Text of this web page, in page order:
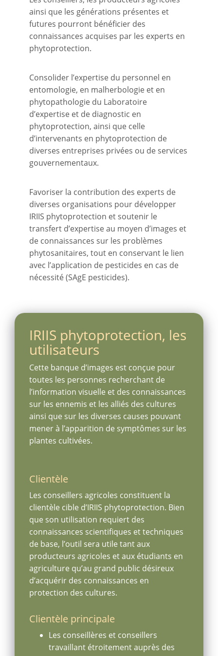
ainsi que les générations présentes et
futures pourront bénéficier des
connaissances acquises par les experts en
phytoprotection.
Consolider l’expertise du personnel en
entomologie, en malherbologie et en
phytopathologie du Laboratoire
d’expertise et de diagnostic en
phytoprotection, ainsi que celle
d’intervenants en phytoprotection de
diverses entreprises privées ou de services
gouvernementaux.
Favoriser la contribution des experts de
diverses organisations pour développer
IRIIS phytoprotection et soutenir le
transfert d’expertise au moyen d’images et
de connaissances sur les problèmes
phytosanitaires, tout en conservant le lien
avec l’application de pesticides en cas de
nécessité (SAgE pesticides).
IRIIS phytoprotection, les
utilisateurs
Cette banque d’images est conçue pour
toutes les personnes recherchant de
l’information visuelle et des connaissances
sur les ennemis et les alliés des cultures
ainsi que sur les diverses causes pouvant
mener à l’apparition de symptômes sur les
plantes cultivées.
Clientèle
Les conseillers agricoles constituent la
clientèle cible d’IRIIS phytoprotection. Bien
que son utilisation requiert des
connaissances scientifiques et techniques
de base, l’outil sera utile tant aux
producteurs agricoles et aux étudiants en
agriculture qu’au grand public désireux
d’acquérir des connaissances en
protection des cultures.
Clientèle principale
Les conseillères et conseillers
travaillant étroitement auprès des